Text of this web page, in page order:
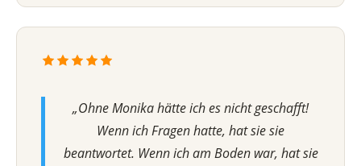
„Ohne Monika hätte ich es nicht geschafft!
Wenn ich Fragen hatte, hat sie sie
beantwortet. Wenn ich am Boden war, hat sie